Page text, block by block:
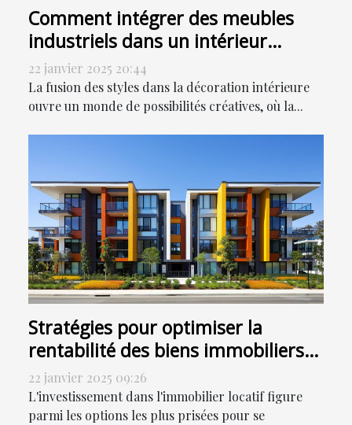
Comment intégrer des meubles
industriels dans un intérieur
moderne
22 janvier 2025 20:44
La fusion des styles dans la décoration intérieure
ouvre un monde de possibilités créatives, où la...
Stratégies pour optimiser la
rentabilité des biens immobiliers
locatifs
22 janvier 2025 09:26
L'investissement dans l'immobilier locatif figure
parmi les options les plus prisées pour se